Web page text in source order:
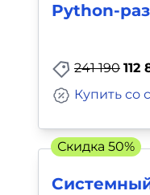
Python-
241 190 112
Купить со
Скидка 50%